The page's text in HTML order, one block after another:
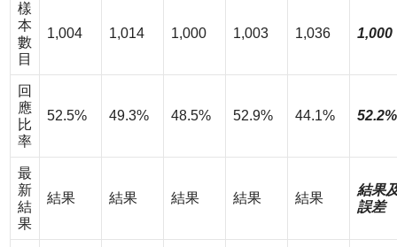
樣
本
數
目
1,004 1,014 1,000 1,003 1,036 1,000
回
應
比
率
52.5% 49.3% 48.5% 52.9% 44.1% 52.2%
最
新
結
果
結果 結果 結果 結果 結果
結果
誤差